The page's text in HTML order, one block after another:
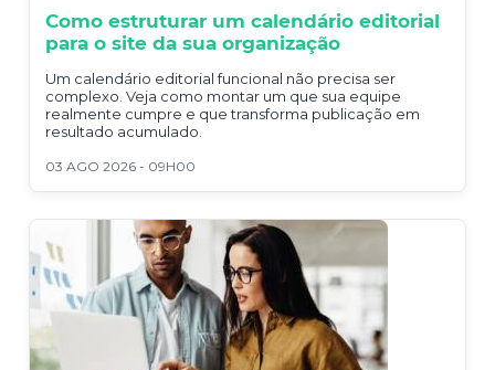
Como estruturar um calendário editorial
para o site da sua organização
Um calendário editorial funcional não precisa ser
complexo. Veja como montar um que sua equipe
realmente cumpre e que transforma publicação em
resultado acumulado.
03 AGO 2026 - 09H00